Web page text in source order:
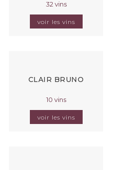
32 vins
voir les vins
CLAIR BRUNO
10 vins
voir les vins